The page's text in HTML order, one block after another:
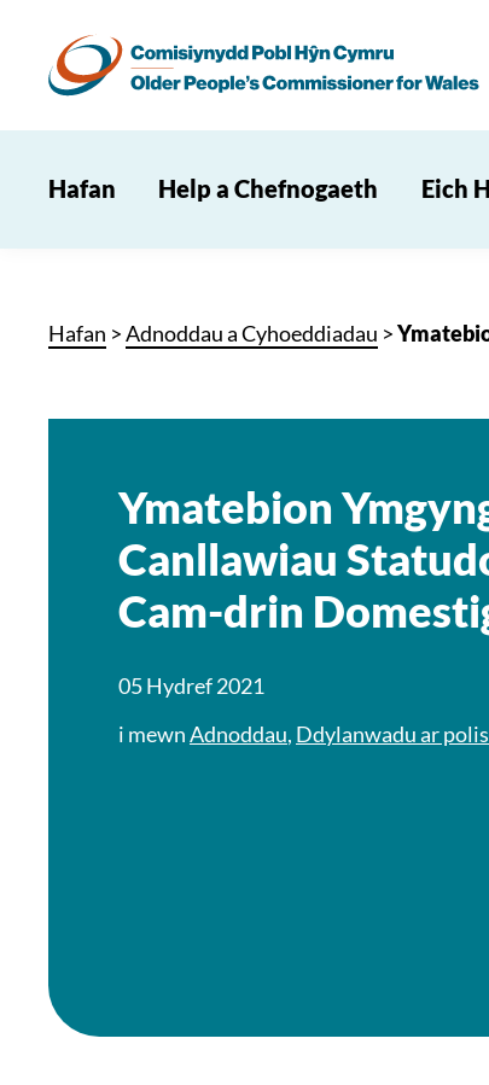
Hafan Help a Chefnogaeth Eich
Hafan >Adnoddau a Cyhoeddiadau >
Ymatebion
Canllawiau
Cam-drin
05 Hydref 2021
i mewnAdnoddau, Ddylanwadu ar